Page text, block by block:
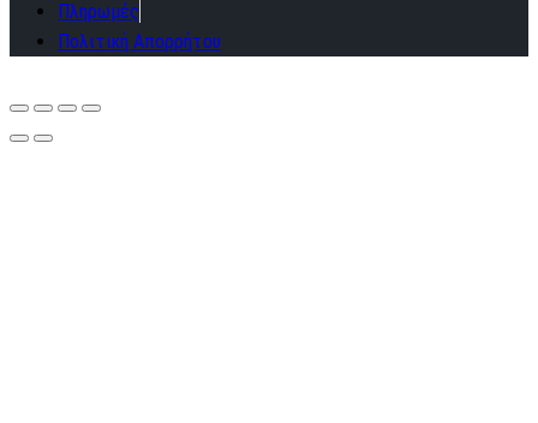
Πληρωμές
Πολιτική Απορρήτου